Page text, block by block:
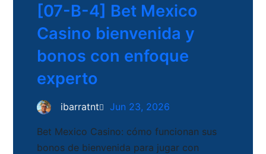
[07-B-4] Bet Mexico
Casino bienvenida y
bonos con enfoque
experto
ibarratnt Jun 23, 2026
Bet Mexico Casino: cómo funcionan sus
bonos de bienvenida para jugar con